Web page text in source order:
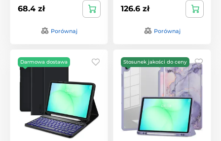
68.4 zł
Porównaj
126.6 zł
Porównaj
Darmowa dostawa Stosunek jakości do ceny